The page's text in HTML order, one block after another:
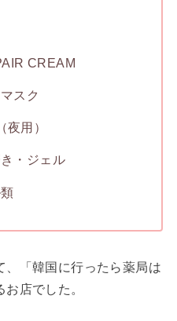
CREAM
スク
夜用）
・ジェル
、「韓国に行ったら薬局は
店でした。